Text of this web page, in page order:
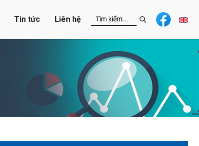
Tin tức Liên hệ